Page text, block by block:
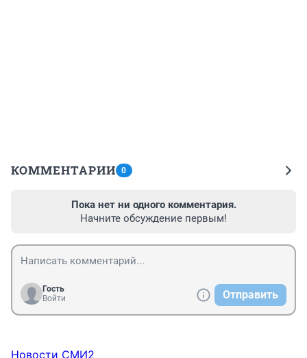
КОММЕНТАРИИ 0
Пока нет ни одного комментария.
Начните обсуждение первым!
Гость
Войти
Отправить
Новости СМИ2